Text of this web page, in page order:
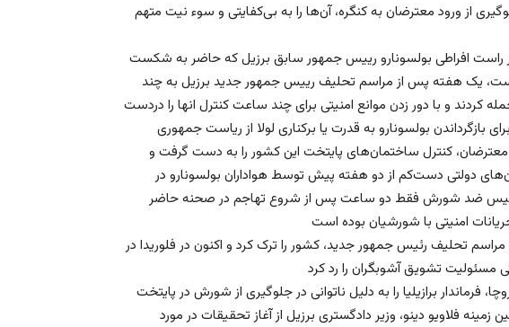
از ورود معترضان به کنگره، آن‌ها را به بی‌کفایتی و سوء نیت متهم
راست افراطی بولسونارو رییس جمهور سابق برزیل که حاضر به شکست
است، یک هفته پس از مراسم تحلیف رییس جمهور جدید برزیل به چند
کردند و با دور زدن موانع امنیتی برای چند ساعت کنترل انها را دردست
بازگرداندن بولسونارو به قدرت یا برکناری لولا از ریاست جمهوری
کنترل ساختمان‌های پایتخت این کشور را به دست گرفت و
دولتی دست‌کم از دو هفته پیش توسط هواداران بولسونارو در
پلیس ضد شورش فقط دو ساعت پس از شروع تهاجم در صحنه حاضر
تحلیف رئیس جمهور جدید، کشور را ترک کرد و اکنون در فلوریدا در
فرماندار برازیلیا را به دلیل ناتوانی در جلوگیری از شورش در پایتخت
فلاویو دینو، وزیر دادگستری برزیل از آغاز تحقیقات در مورد